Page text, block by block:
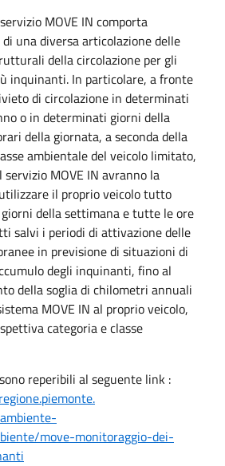
MOVE IN comporta
di una diversa articolazione delle
della circolazione per gli
inquinanti. In particolare, a fronte
di circolazione in determinati
o in determinati giorni della
della giornata, a seconda della
ambientale del veicolo limitato,
MOVE IN avranno la
il proprio veicolo tutto
della settimana e tutte le ore
salvi i periodi di attivazione delle
in previsione di situazioni di
degli inquinanti, fino al
della soglia di chilometri annuali
MOVE IN al proprio veicolo,
categoria e classe
reperibili al seguente link :
move-monitoraggio-dei-